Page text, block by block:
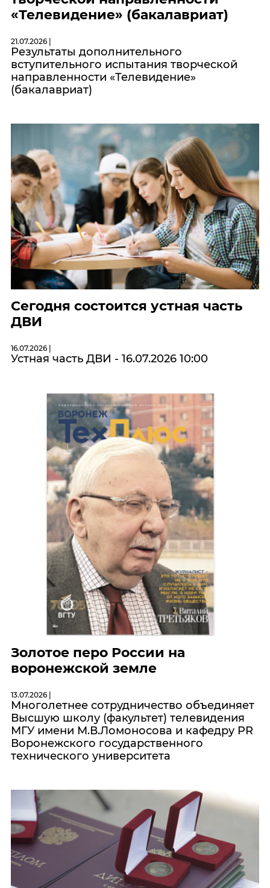
«Телевидение» (бакалавриат)
21.07.2026 |
Результаты дополнительного
вступительного испытания творческой
направленности «Телевидение»
(бакалавриат)
Сегодня состоится устная часть
ДВИ
16.07.2026 |
Устная часть ДВИ - 16.07.2026 10:00
Золотое перо России на
воронежской земле
13.07.2026 |
Многолетнее сотрудничество объединяет
Высшую школу (факультет) телевидения
МГУ имени М.В.Ломоносова и кафедру PR
Воронежского государственного
технического университета